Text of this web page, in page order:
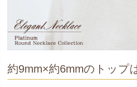
約9mm×約6mmのトップ